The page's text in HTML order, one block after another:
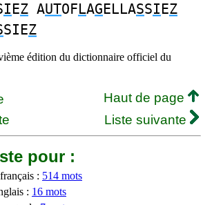
IEZ AUTOFLAGELLASSIEZ
SIEZ
édition du dictionnaire officiel du
Haut de page
Liste suivante
pour :
: 514 mots
: 16 mots